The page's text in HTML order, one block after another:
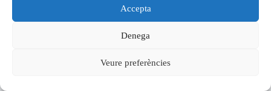
Accepta
Denega
Veure preferències
Solucions resistents per a terres i parets.